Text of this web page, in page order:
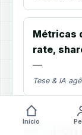
Métricas
rate,
—
Tese & IA
Início